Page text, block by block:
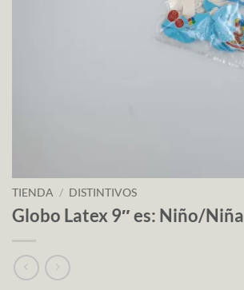
TIENDA / DISTINTIVOS
Globo Latex 9″ es: Niño/Niña